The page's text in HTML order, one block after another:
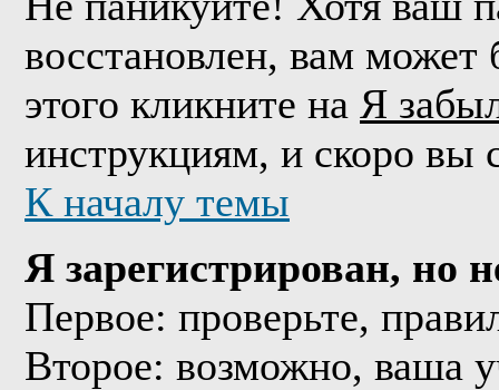
восстановлен, вам
этого кликните на Я
инструкциям, и скоро вы
К началу темы
Я зарегистрирован, но
Первое: проверьте,
Второе: возможно, ваша